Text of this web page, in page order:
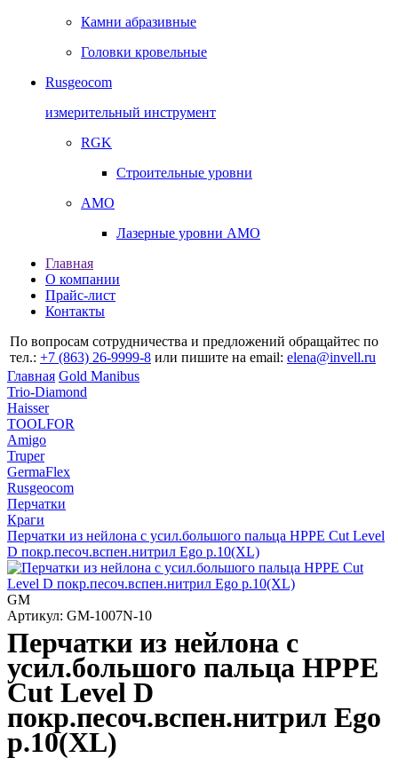
Камни абразивные
Головки кровельные
Rusgeocom
измерительный инструмент
RGK
Строительные уровни
AMO
Лазерные уровни AMO
Главная
О компании
Прайс-лист
Контакты
По вопросам сотрудничества и предложений обращайтес по
тел.: +7 (863) 26‐9999‐8 или пишите на email: elena@invell.ru
Главная Gold Manibus
Trio-Diamond
Haisser
TOOLFOR
Amigo
Truper
GermaFlex
Rusgeocom
Перчатки
Краги
Перчатки из нейлона с усил.большого пальца HPPE Cut Level
D покр.песоч.вспен.нитрил Ego р.10(XL)
GM
Артикул: GM-1007N-10
Перчатки из нейлона с
усил.большого пальца HPPE
Cut Level D
покр.песоч.вспен.нитрил Ego
р.10(XL)